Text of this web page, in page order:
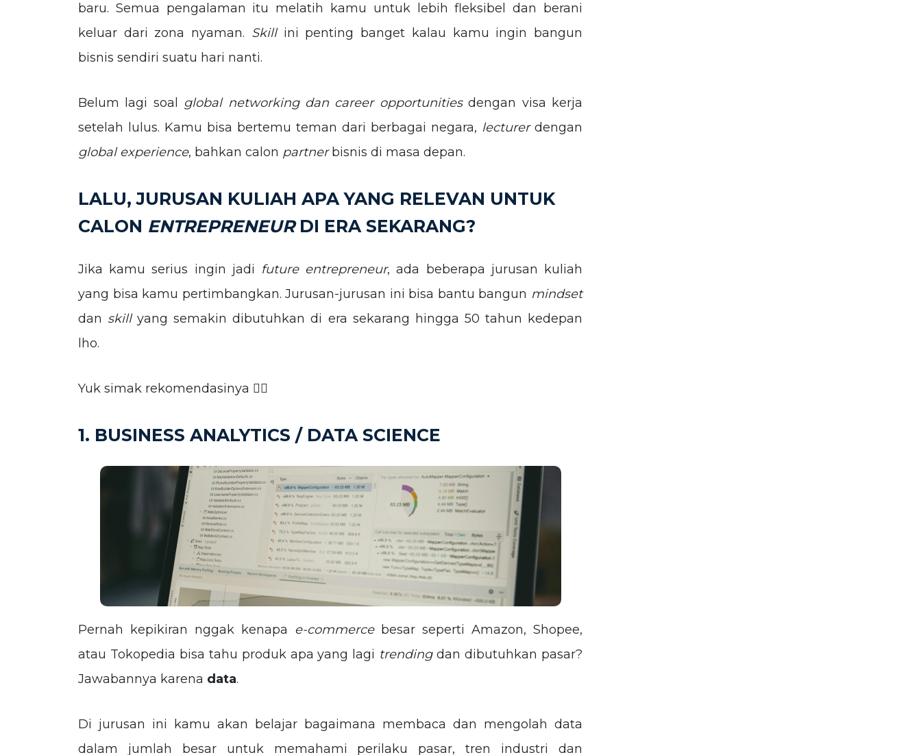
baru. Semua pengalaman itu melatih kamu untuk lebih fleksibel dan berani
keluar dari zona nyaman. Skill ini penting banget kalau kamu ingin bangun
bisnis sendiri suatu hari nanti.
Belum lagi soal global networking dan career opportunitiesdengan visa kerja
setelah lulus. Kamu bisa bertemu teman dari berbagai negara, lecturerdengan
global experience, bahkan calon partnerbisnis di masa depan.
LALU, JURUSAN KULIAH APA YANG RELEVAN UNTUK
CALON ENTREPRENEURDI ERA SEKARANG?
Jika kamu serius ingin jadi future entrepreneur, ada beberapa jurusan kuliah
yang bisa kamu pertimbangkan. Jurusan-jurusan ini bisa bantu bangun mindset
dan skillyang semakin dibutuhkan di era sekarang hingga 50 tahun kedepan
lho.
Yuk simak rekomendasinya 👇🏼
1. BUSINESS ANALYTICS / DATA SCIENCE
Pernah kepikiran nggak kenapa e-commerce besar seperti Amazon, Shopee,
atau Tokopedia bisa tahu produk apa yang lagi trendingdan dibutuhkan pasar?
Jawabannya karena data.
Di jurusan ini kamu akan belajar bagaimana membaca dan mengolah data
dalam jumlah besar untuk memahami perilaku pasar, tren industri dan